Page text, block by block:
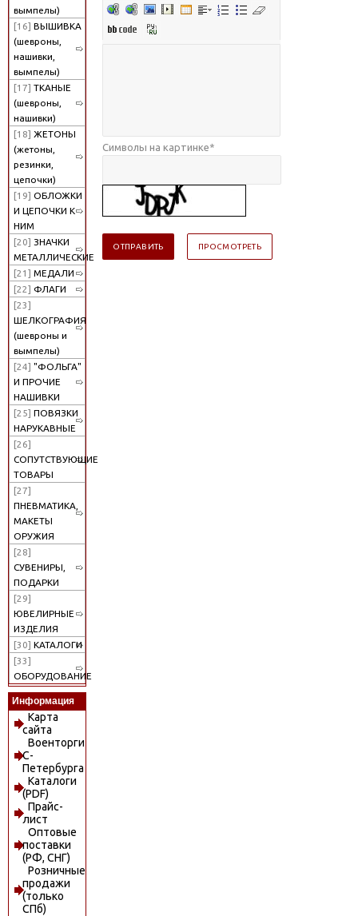
вымпелы)
[16] ВЫШИВКА
(шевроны,
нашивки,
вымпелы)
[17] ТКАНЫЕ
(шевроны,
нашивки)
[18] ЖЕТОНЫ
(жетоны,
резинки,
цепочки)
[19] ОБЛОЖКИ
И ЦЕПОЧКИ К
НИМ
[20] ЗНАЧКИ
МЕТАЛЛИЧЕСКИЕ
[21] МЕДАЛИ
[22] ФЛАГИ
[23]
ШЕЛКОГРАФИЯ
(шевроны и
вымпелы)
[24] "ФОЛЬГА"
И ПРОЧИЕ
НАШИВКИ
[25] ПОВЯЗКИ
НАРУКАВНЫЕ
[26]
СОПУТСТВУЮЩИЕ
ТОВАРЫ
[27]
ПНЕВМАТИКА,
МАКЕТЫ
ОРУЖИЯ
[28]
СУВЕНИРЫ,
ПОДАРКИ
[29]
ЮВЕЛИРНЫЕ
ИЗДЕЛИЯ
[30] КАТАЛОГИ
[33]
ОБОРУДОВАНИЕ
Информация
Карта
сайта
Военторги
С-
Петербурга
Каталоги
(PDF)
Прайс-
лист
Оптовые
поставки
(РФ, СНГ)
Розничные
продажи
(только
СПб)
Символы на картинке*